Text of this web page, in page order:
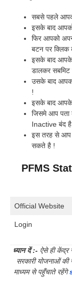
सबसे पहले
इसके बाद
फिर आपको
बटन पर क्लिक
इसके बाद आपके
डालकर
उसके बाद
!
इसके बाद
जिसमे आप पता
Inactive बंद है
इस तरह से आप
सकते है !
PFMS
Official Website
Login
ध्यान दें :- ऐसे ही केंद्र
सरकारी योजनाओं
माध्यम से पहुँचाते रहेंगे